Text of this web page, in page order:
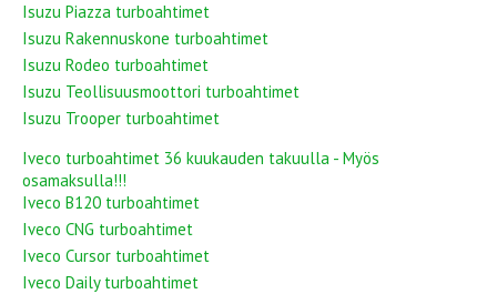
Isuzu Piazza turboahtimet
Isuzu Rakennuskone turboahtimet
Isuzu Rodeo turboahtimet
Isuzu Teollisuusmoottori turboahtimet
Isuzu Trooper turboahtimet
Iveco turboahtimet 36 kuukauden takuulla - Myös
osamaksulla!!!
Iveco B120 turboahtimet
Iveco CNG turboahtimet
Iveco Cursor turboahtimet
Iveco Daily turboahtimet